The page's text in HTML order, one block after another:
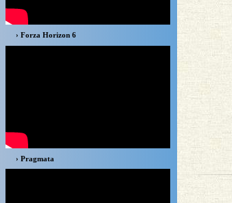
› Forza Horizon 6
› Pragmata